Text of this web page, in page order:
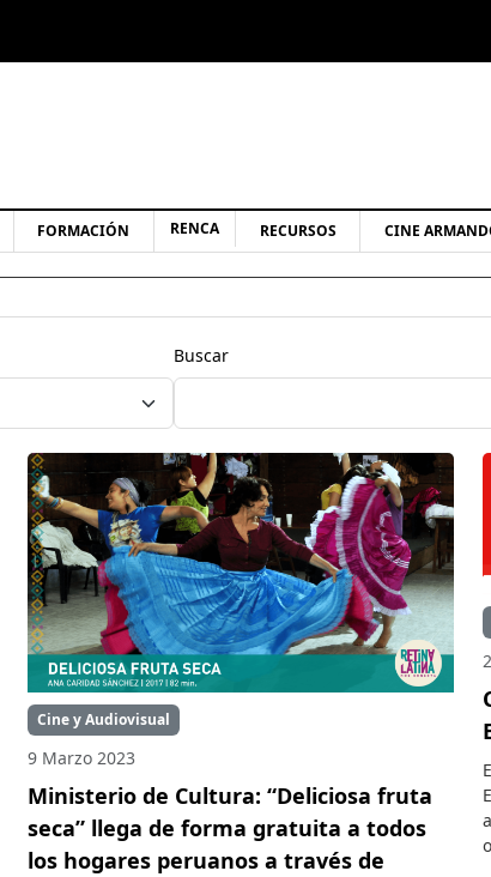
FORMACIÓN RENCA RECURSOS CINE
Buscar
Cine y Audiovisual
9 Marzo 2023
Ministerio de Cultura: “Deliciosa fruta
seca” llega de forma gratuita a todos
los hogares peruanos a través de